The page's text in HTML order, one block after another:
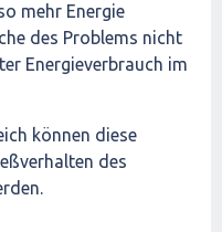
mehr Energie
des Problems nicht
Energieverbrauch im
können diese
des